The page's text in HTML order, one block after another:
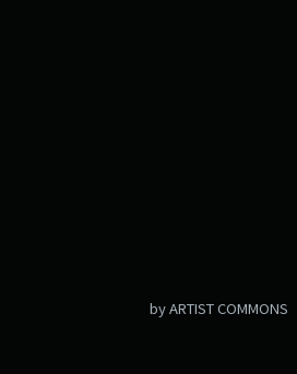
・secondz、これ聞いた？ 22:25 メール
レフォンショッキング！ 22:55 アローアン
メール 24:45 コーナー・真夜中のいちゃ
」 LINEページは
」 月曜日は乃木坂46長嶋凛桜・
メンド番組です！ メールもたくさんお待
ントは… 月曜日→@reco_monday 火曜日
by ARTIST COMMONS